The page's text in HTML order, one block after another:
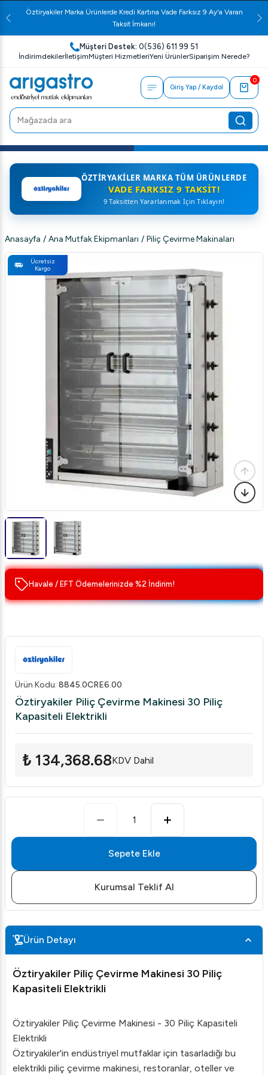
Öztiryakiler Marka Ürünlerde Kredi Kartına Vade Farksız 9 Ay'a Varan
Taksit İmkanı!
Müşteri Destek: 0(536) 611 99 51
İndirimdekilerİletişimMüşteri HizmetleriYeni ÜrünlerSiparişim Nerede?
Giriş Yap / Kaydol
0
ÖZTIRYAKILER MARKA TÜM ÜRÜNLERDE
VADE FARKSIZ 9 TAKSIT!
9 Taksitten Yararlanmak İçin Tıklayın!
Anasayfa / Ana Mutfak Ekipmanları / Piliç Çevirme Makinaları
Ücretsiz
Kargo
Havale / EFT Ödemelerinizde %2 İndirim!
Ürün Kodu: 8845.0CRE6.00
Öztiryakiler Piliç Çevirme Makinesi 30 Piliç
Kapasiteli Elektrikli
₺ 134,368.68KDV Dahil
1
Sepete Ekle
Kurumsal Teklif Al
Ürün Detayı
Öztiryakiler Piliç Çevirme Makinesi 30 Piliç
Kapasiteli Elektrikli
Öztiryakiler Piliç Çevirme Makinesi - 30 Piliç Kapasiteli
Elektrikli
Öztiryakiler'in endüstriyel mutfaklar için tasarladığı bu
elektrikli piliç çevirme makinesi, restoranlar, oteller ve